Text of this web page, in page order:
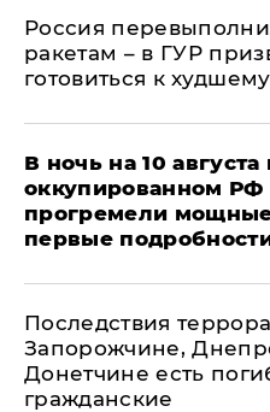
Россия
ракетам – в ГУР
готовиться к худшему
В ночь на 10 августа
оккупированном
прогремели
первые
Последствия
Запорожчине,
Донетчине есть
гражданские